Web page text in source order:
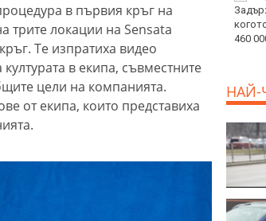
в първия кръг на
трите локации на Sensata
Те изпратиха видео
в екипа, съвместните
цели на компанията.
от екипа, които представиха
НАЙ-